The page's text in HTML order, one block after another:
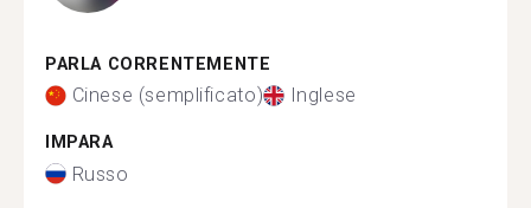
PARLA CORRENTEMENTE
Cinese (semplificato) Inglese
IMPARA
Russo